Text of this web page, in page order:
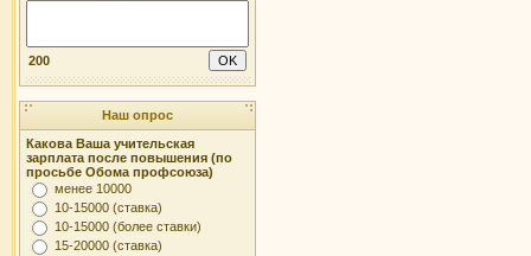
200
Наш опрос
Какова Ваша учительская
зарплата после повышения (по
просьбе Обома профсоюза)
менее 10000
10-15000 (ставка)
10-15000 (более ставки)
15-20000 (ставка)